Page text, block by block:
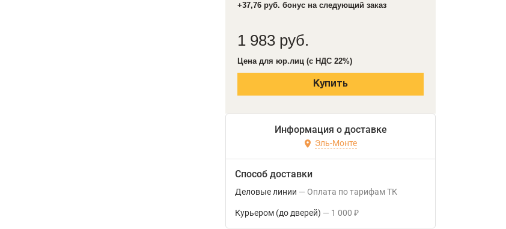
+37,76 руб. бонус на следующий заказ
1 983 руб.
Цена для юр.лиц (с НДС 22%)
Купить
Информация о доставке
Эль-Монте
Способ доставки
Деловые линии Оплата по тарифам ТК
Курьером (до дверей) 1 000 ₽